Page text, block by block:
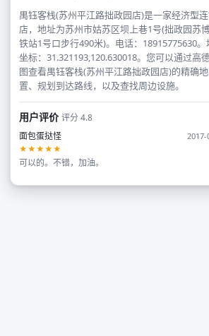
禺钰客栈(苏州平江路拙政园店)是一家经济型
店，地址为苏州市姑苏区坝上巷1号(拙政园苏
铁站1号口步行490米)。电话：18915775630。
坐标：31.321193,120.630018。您可以通过高
图查看禺钰客栈(苏州平江路拙政园店)的精确
置、规划到达路线，以及查找周边设施。
用户评价评分 4.8
面包蛋挞怪
★★★★★
可以的。不错，加油。